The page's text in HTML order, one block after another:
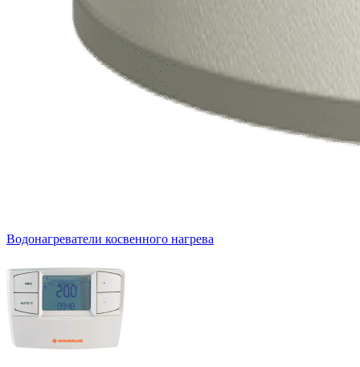
Водонагреватели косвенного нагрева